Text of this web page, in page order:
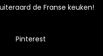
de Franse keuken!
Pinterest